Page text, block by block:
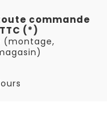
commande
(*)
(montage,